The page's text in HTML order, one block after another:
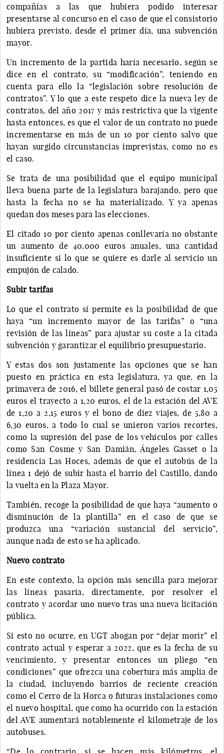
compañías a las que hubiera podido interesar
presentarse al concurso en el caso de que el consistorio
hubiera previsto, desde el primer día, una subvención
mayor.
Un incremento de la partida haría necesario, según se
dice en el contrato, su “modificación”, teniendo en
cuenta para ello la “legislación sobre resolución de
contratos”. Y lo que a este respeto dice la nueva ley de
contratos, del año 2017 y más restrictiva que la vigente
hasta entonces, es que el valor de un contrato no puede
incrementarse en más de un 10 por ciento salvo que
hayan surgido circunstancias imprevistas, como no es
el caso.
Se trata de una posibilidad que el equipo municipal
lleva buena parte de la legislatura barajando, pero que
hasta la fecha no se ha materializado. Y ya apenas
quedan dos meses para las elecciones.
El citado 10 por ciento apenas conllevaría no obstante
un aumento de 40.000 euros anuales, una cantidad
insuficiente si lo que se quiere es darle al servicio un
empujón de calado.
Subir tarifas
Lo que el contrato sí permite es la posibilidad de que
haya “un incremento mayor de las tarifas” o “una
revisión de las líneas” para ajustar su coste a la citada
subvención y garantizar el equilibrio presupuestario.
Y estas dos son justamente las opciones que se han
puesto en práctica en esta legislatura, ya que, en la
primavera de 2016, el billete general pasó de costar 1,05
euros el trayecto a 1,20 euros, el de la estación del AVE
de 1,20 a 2,15 euros y el bono de diez viajes, de 5,80 a
6,30 euros, a todo lo cual se unieron varios recortes,
como la supresión del pase de los vehículos por calles
como San Cosme y San Damián, Ángeles Gasset o la
residencia Las Hoces, además de que el autobús de la
línea 1 dejó de subir hasta el barrio del Castillo, dando
la vuelta en la Plaza Mayor.
También, recoge la posibilidad de que haya “aumento o
disminución de la plantilla” en el caso de que se
produzca una “variación sustancial del servicio”,
aunque nada de esto se ha aplicado.
Nuevo contrato
En este contexto, la opción más sencilla para mejorar
las líneas pasaría, directamente, por resolver el
contrato y acordar uno nuevo tras una nueva licitación
pública.
Si esto no ocurre, en UGT abogan por “dejar morir” el
contrato actual y esperar a 2022, que es la fecha de su
vencimiento, y presentar entonces un pliego “en
condiciones” que ofrezca una cobertura más amplia de
la ciudad, incluyendo barrios de reciente creación
como el Cerro de la Horca o futuras instalaciones como
el nuevo hospital, que como ha ocurrido con la estación
del AVE aumentará notablemente el kilometraje de los
autobuses.